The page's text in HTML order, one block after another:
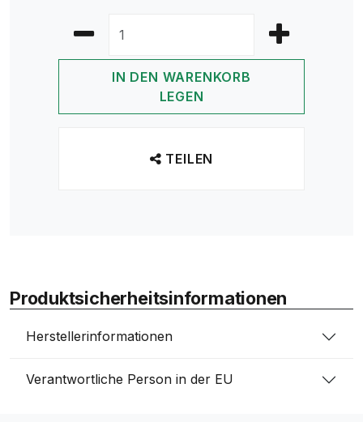
IN DEN WARENKORB
LEGEN
TEILEN
Produktsicherheitsinformationen
Herstellerinformationen
Verantwortliche Person in der EU